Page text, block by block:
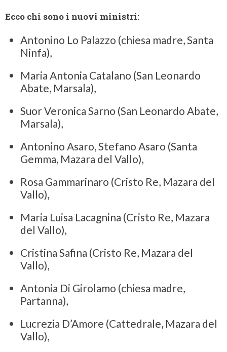
Ecco chi sono i nuovi ministri:
Antonino Lo Palazzo (chiesa madre, Santa
Ninfa),
Maria Antonia Catalano (San Leonardo
Abate, Marsala),
Suor Veronica Sarno (San Leonardo Abate,
Marsala),
Antonino Asaro, Stefano Asaro (Santa
Gemma, Mazara del Vallo),
Rosa Gammarinaro (Cristo Re, Mazara del
Vallo),
Maria Luisa Lacagnina (Cristo Re, Mazara
del Vallo),
Cristina Safina (Cristo Re, Mazara del
Vallo),
Antonia Di Girolamo (chiesa madre,
Partanna),
Lucrezia D’Amore (Cattedrale, Mazara del
Vallo),